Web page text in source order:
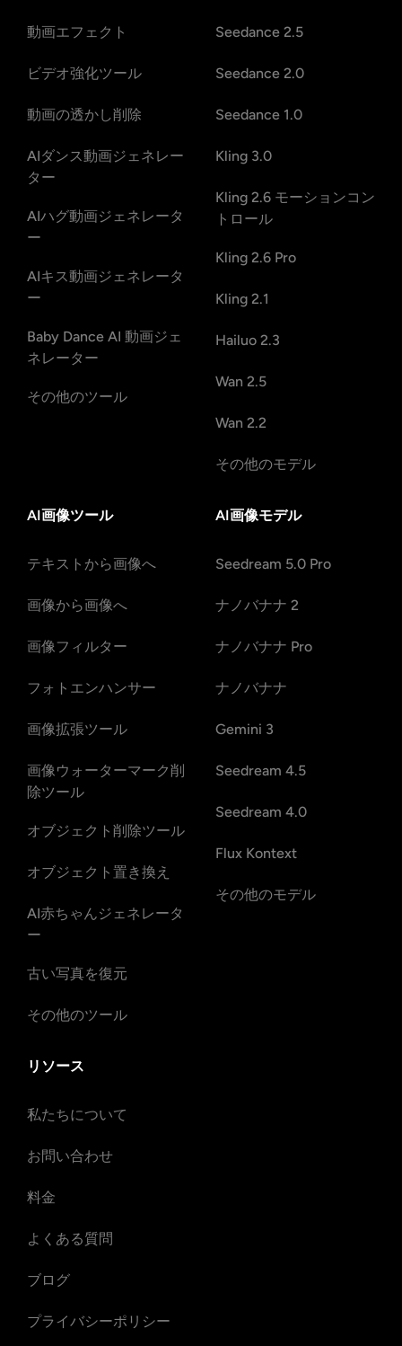
動画エフェクト
ビデオ強化ツール
動画の透かし削除
AIダンス動画ジェネレー
ター
AIハグ動画ジェネレータ
ー
AIキス動画ジェネレータ
ー
Baby Dance AI 動画ジェ
ネレーター
その他のツール
Seedance 2.5
Seedance 2.0
Seedance 1.0
Kling 3.0
Kling 2.6 モーションコン
トロール
Kling 2.6 Pro
Kling 2.1
Hailuo 2.3
Wan 2.5
Wan 2.2
その他のモデル
AI画像ツール
テキストから画像へ
画像から画像へ
画像フィルター
フォトエンハンサー
画像拡張ツール
画像ウォーターマーク削
除ツール
オブジェクト削除ツール
オブジェクト置き換え
AI赤ちゃんジェネレータ
ー
古い写真を復元
その他のツール
AI画像モデル
Seedream 5.0 Pro
ナノバナナ 2
ナノバナナ Pro
ナノバナナ
Gemini 3
Seedream 4.5
Seedream 4.0
Flux Kontext
その他のモデル
リソース
私たちについて
お問い合わせ
料金
よくある質問
ブログ
プライバシーポリシー